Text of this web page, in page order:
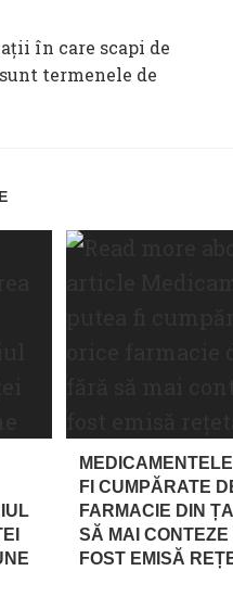
în care scapi de
termenele de
FI CUMPĂRATE
FARMACIE DIN
SĂ MAI CONTEZE
FOST EMISĂ